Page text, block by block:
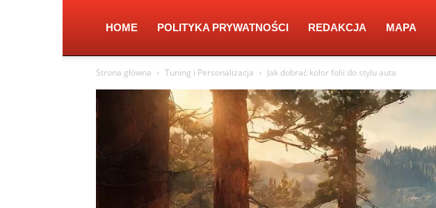
HOME POLITYKA PRYWATNOŚCI REDAKCJA MAPA
Strona główna Tuning i Personalizacja Jak dobrać kolor folii do stylu auta